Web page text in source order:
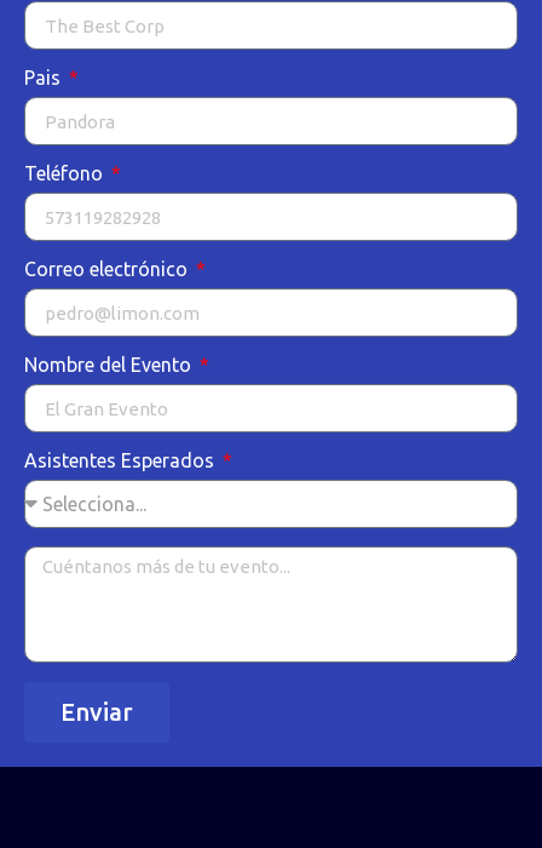
Pais
Teléfono
Correo electrónico
Nombre del Evento
Asistentes Esperados
Enviar